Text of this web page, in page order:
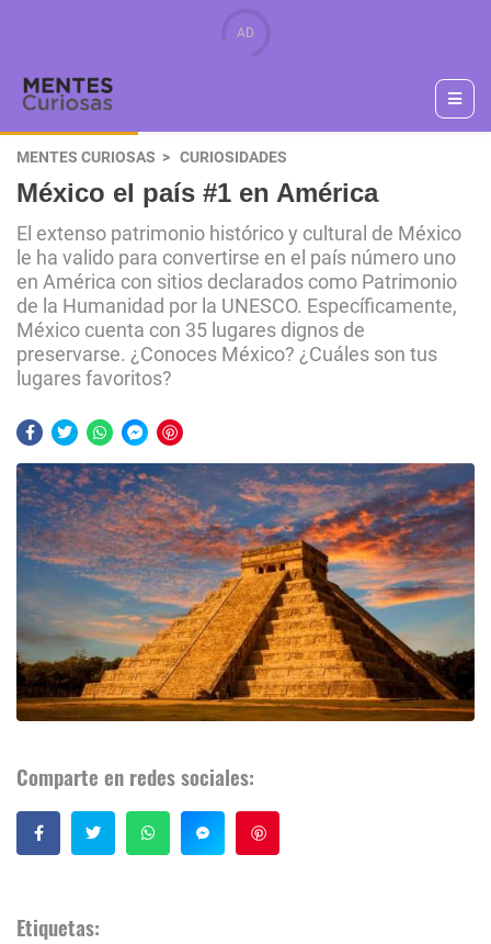
MENTES CURIOSAS CURIOSIDADES
México el país #1 en América
El extenso patrimonio histórico y cultural de México
le ha valido para convertirse en el país número uno
en América con sitios declarados como Patrimonio
de la Humanidad por la UNESCO. Específicamente,
México cuenta con 35 lugares dignos de
preservarse. ¿Conoces México? ¿Cuáles son tus
lugares favoritos?
Comparte en redes sociales:
Etiquetas: